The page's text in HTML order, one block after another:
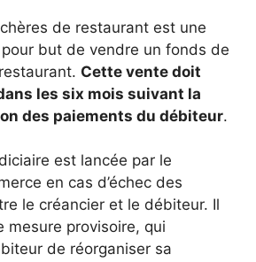
de restaurant est une
but de vendre un fonds de
Cette vente doit
les six mois suivant la
des paiements du débiteur.
est lancée par le
en cas d’échec des
le créancier et le débiteur. Il
mesure provisoire, qui
de réorganiser sa